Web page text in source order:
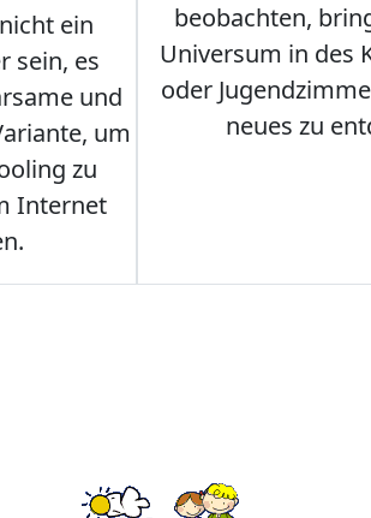
ein
sein, es
und
um
zu
Internet
beobachten,
Universum in des
oder
neues zu